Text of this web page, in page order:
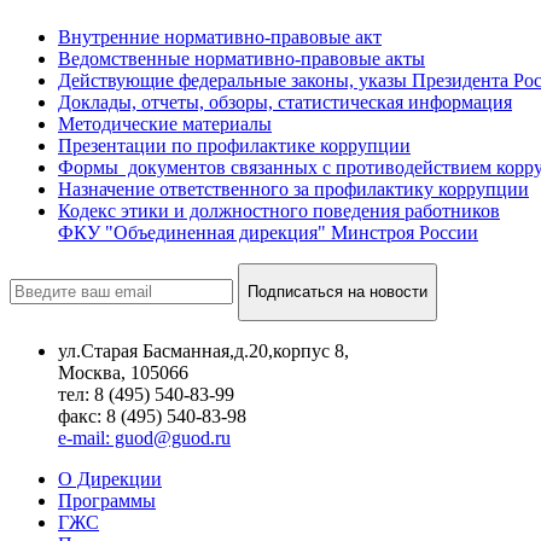
Внутренние нормативно-правовые акт
Ведомственные нормативно-правовые акты
Действующие федеральные законы, указы Президента
Доклады, отчеты, обзоры, статистическая информация
Методические материалы
Презентации по профилактике коррупции
Формы документов связанных с противодействием
Назначение ответственного за профилактику коррупции
Кодекс этики и должностного поведения работников
ФКУ "Объединенная дирекция" Минстроя России
Подписаться на новости
ул.Старая Басманная,д.20,корпус 8,
Москва, 105066
тел: 8 (495) 540-83-99
факс: 8 (495) 540-83-98
e-mail: guod@guod.ru
О Дирекции
Программы
ГЖС